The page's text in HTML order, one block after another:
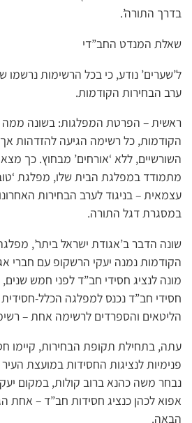
בדרך התורה’.
שאלת המנדט החב”די
ל’שערים’ נודע, כי בכל הרשימות נרשמו
ערב הבחירות הקודמות.
ראשית – הפרטת המפלגות: בשונה ממה
הקודמות, כל רשימה הגיעה להזדהות
השורשיים, ללא ‘אורחים’ מבחוץ. כך
מתמודד במפלגת הבית שלו, מפלגת
עצמאית – בניגוד לערב הבחירות
במסגרת דגל התורה.
שונה הדבר ב’אגודת ישראל ביתר’,
הקודמות נמנה יעקי הרשקופ עם חברי
מונה לנציג חסידי חב”ד לפני חמש
חסידי חב”ד נכנס למפלגה הכלל-
הליטאים והספרדים לרשימה אחת –
עתה, בתחילת תקופת הבחירות, קיימו
פנימיות לנציגות החסידות במועצת
נבחר משה כהנא ברוב קולות, במקום
אפוא לכהן כנציג חסידות חב”ד – אחת
הבאה.